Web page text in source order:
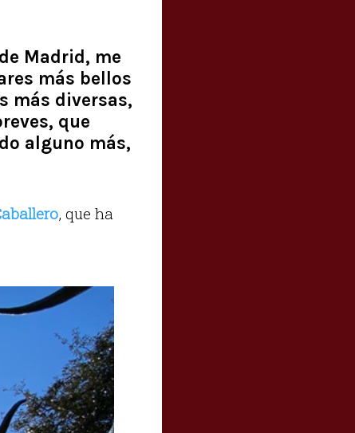
Madrid, me
más bellos
más diversas,
que
alguno más,
, que ha